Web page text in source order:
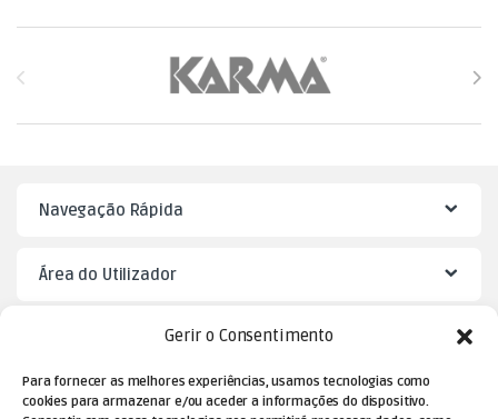
Gerir o Consentimento
Para fornecer as melhores experiências, usamos tecnologias como
cookies para armazenar e/ou aceder a informações do dispositivo.
Navegação Rápida
Área do Utilizador